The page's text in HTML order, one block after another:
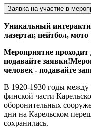
Уникальный
лазертаг, пейтбол,
Мероприятие проходит
подавайте
человек - подавайте
В 1920-1930 годы
финской части
оборонительных
дни на Карельском
сохранилась.